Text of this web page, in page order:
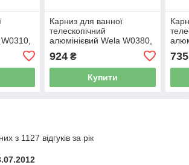
Карниз для ванної
телескопічний
алюмінієвий Wela W0380,
924₴
Купити
735
з 1127 відгуків за рік